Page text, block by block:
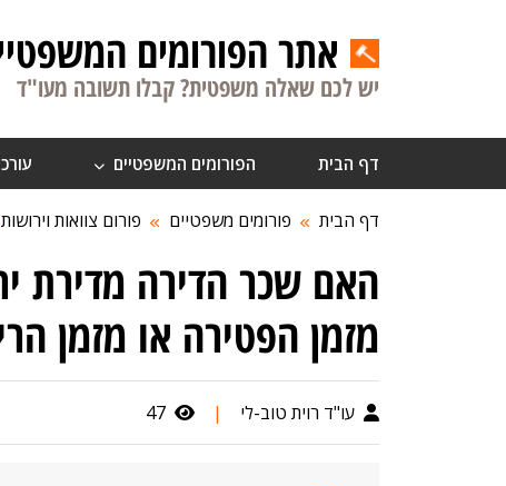
אתר הפורומים
יש לכם שאלה משפטית? קבלו תשובה מעו"ד
דף הבית הפורומים המשפטיים
דף הבית פורומים משפטיים פורום צוואות וירושות
האם שכר הדירה מדירת
מזמן הפטירה או מזמן
עו"ד רוית טוב-לי |
47